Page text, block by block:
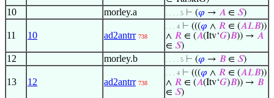
10 morley.a . . . . 5 ⊢ (𝜑 → 𝐴 ∈ 𝑆)
11 10 ad2antrr 738
. . . 4 ⊢ (((𝜑 ∧ 𝑅 ∈ (𝐴𝐿𝐵))
∧ 𝑅 ∈ (𝐴(Itv‘𝐺)𝐵)) → 𝐴
∈ 𝑆)
12 morley.b . . . . 5 ⊢ (𝜑 → 𝐵 ∈ 𝑆)
13 12 ad2antrr 738
. . . 4 ⊢ (((𝜑 ∧ 𝑅 ∈ (𝐴𝐿𝐵))
∧ 𝑅 ∈ (𝐴(Itv‘𝐺)𝐵)) → 𝐵
∈ 𝑆)